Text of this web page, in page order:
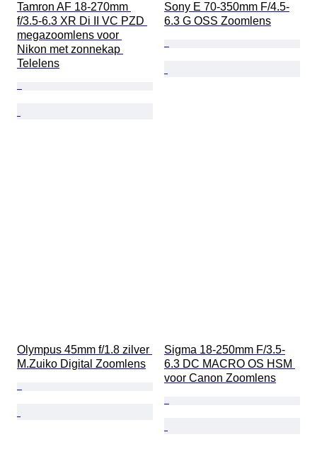
Tamron AF 18-270mm
f/3.5-6.3 XR Di II VC PZD
megazoomlens voor
Nikon met zonnekap
Telelens
Sony E 70-350mm F/4.5-
6.3 G OSS Zoomlens
Olympus 45mm f/1.8 zilver
M.Zuiko Digital Zoomlens
Sigma 18-250mm F/3.5-
6.3 DC MACRO OS HSM
voor Canon Zoomlens